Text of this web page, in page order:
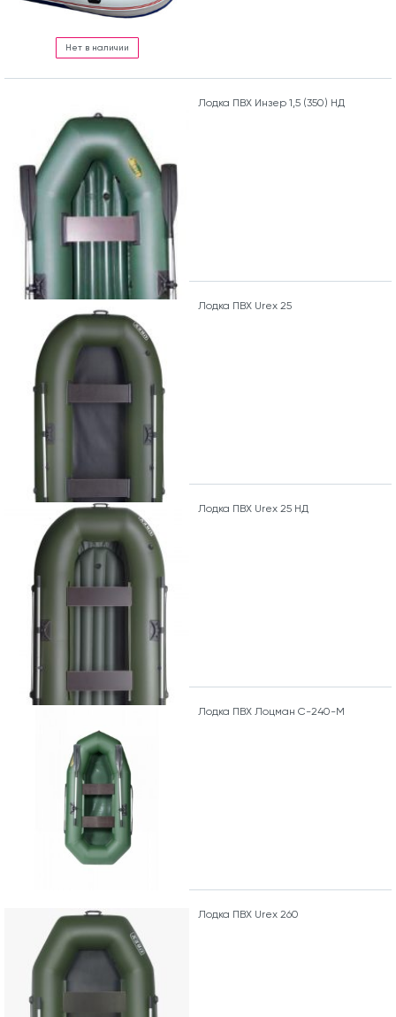
Нет в наличии
Лодка ПВХ Инзер 1,5 (350) НД
Лодка ПВХ Urex 25
Лодка ПВХ Urex 25 НД
Лодка ПВХ Лоцман С-240-М
Лодка ПВХ Urex 260